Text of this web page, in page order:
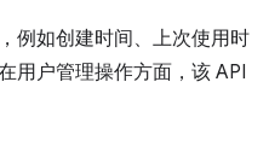
例如创建时间、上次使用时
用户管理操作方面，该 API